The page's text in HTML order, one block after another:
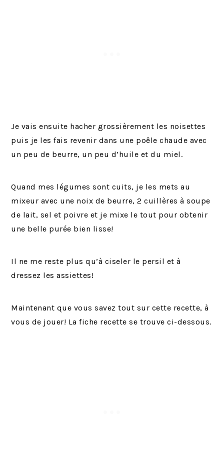
Je vais ensuite hacher grossièrement les noisettes
puis je les fais revenir dans une poêle chaude avec
un peu de beurre, un peu d’huile et du miel.
Quand mes légumes sont cuits, je les mets au
mixeur avec une noix de beurre, 2 cuillères à soupe
de lait, sel et poivre et je mixe le tout pour obtenir
une belle purée bien lisse!
Il ne me reste plus qu’à ciseler le persil et à
dressez les assiettes!
Maintenant que vous savez tout sur cette recette, à
vous de jouer! La fiche recette se trouve ci-dessous.